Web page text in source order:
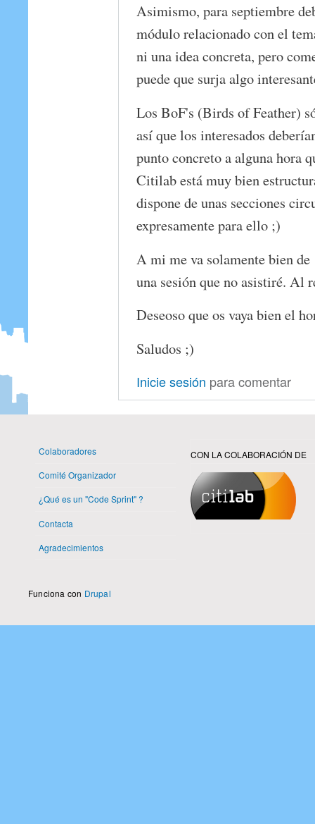
Asimismo, para septiembre
módulo relacionado con el
ni una idea concreta, pero
puede que surja algo
Los BoF's (Birds of Feather)
así que los interesados
punto concreto a alguna hora
Citilab está muy bien
dispone de unas secciones
expresamente para ello ;)
A mi me va solamente bien de
una sesión que no asistiré. Al
Deseoso que os vaya bien el
Saludos ;)
Inicie sesión para comentar
Colaboradores
Comité Organizador
¿Qué es un "Code Sprint" ?
Contacta
Agradecimientos
CON LA COLABORACIÓN DE
Funciona con Drupal